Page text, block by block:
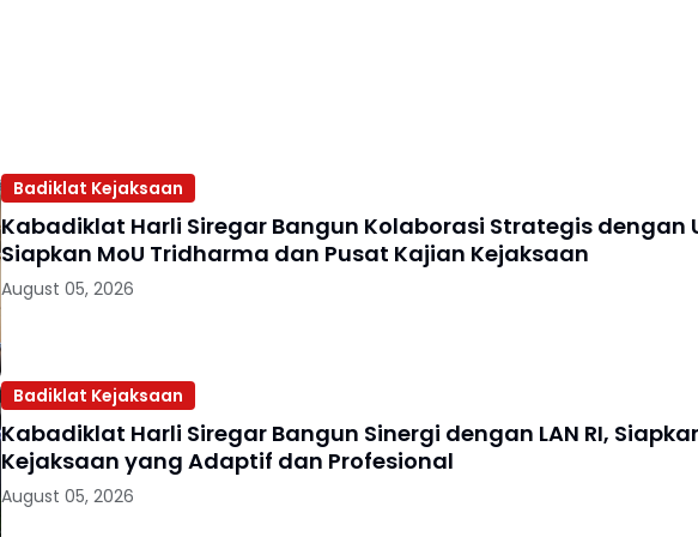
Badiklat Kejaksaan
Kabadiklat Harli Siregar Bangun Kolaborasi Strategis dengan
Siapkan MoU Tridharma dan Pusat Kajian Kejaksaan
August 05, 2026
Badiklat Kejaksaan
Kabadiklat Harli Siregar Bangun Sinergi dengan LAN RI,
Kejaksaan yang Adaptif dan Profesional
August 05, 2026